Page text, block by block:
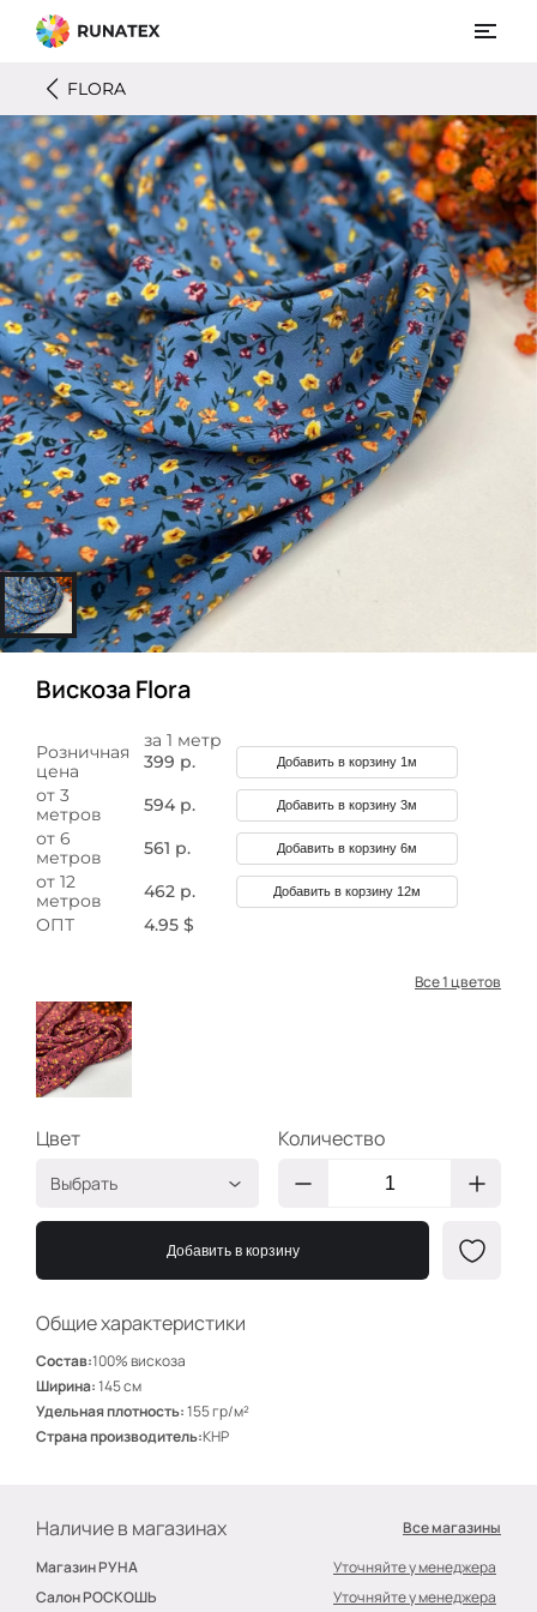
FLORA
Вискоза Flora
Общие характеристики
Состав:100% вискоза
Ширина:145 см
Удельная плотность:155 гр/м²
Страна производитель:КНР
за 1 метр
Розничная
цена
399 р. Добавить в корзину 1м
от 3
метров
594 р. Добавить в корзину 3м
от 6
метров
561 р. Добавить в корзину 6м
от 12
метров
462 р. Добавить в корзину 12м
ОПТ 4.95 $
Все 1 цветов
Наличие в магазинах
Все магазины
Магазин РУНА
Уточняйте у менеджера
Салон РОСКОШЬ
Уточняйте у менеджера
Цвет
Выбрать
Цветы на темн роз
ЭО425/1
Количество
Добавить в корзину